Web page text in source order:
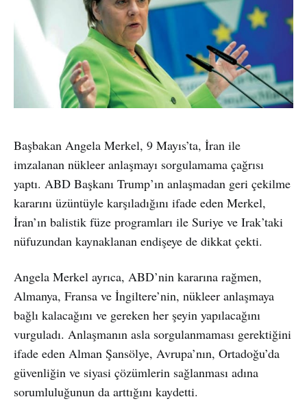
Başbakan Angela Merkel, 9 Mayıs’ta, İran ile
imzalanan nükleer anlaşmayı sorgulamama çağrısı
yaptı. ABD Başkanı Trump’ın anlaşmadan geri çekilme
kararını üzüntüyle karşıladığını ifade eden Merkel,
İran’ın balistik füze programları ile Suriye ve Irak’taki
nüfuzundan kaynaklanan endişeye de dikkat çekti.
Angela Merkel ayrıca, ABD’nin kararına rağmen,
Almanya, Fransa ve İngiltere’nin, nükleer anlaşmaya
bağlı kalacağını ve gereken her şeyin yapılacağını
vurguladı. Anlaşmanın asla sorgulanmaması gerektiğini
ifade eden Alman Şansölye, Avrupa’nın, Ortadoğu’da
güvenliğin ve siyasi çözümlerin sağlanması adına
sorumluluğunun da arttığını kaydetti.